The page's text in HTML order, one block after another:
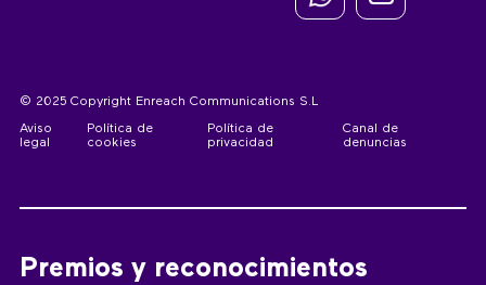
© 2025 Copyright Enreach Communications S.L
Aviso
legal
Política de
cookies
Política de
privacidad
Canal de
denuncias
Premios y reconocimientos